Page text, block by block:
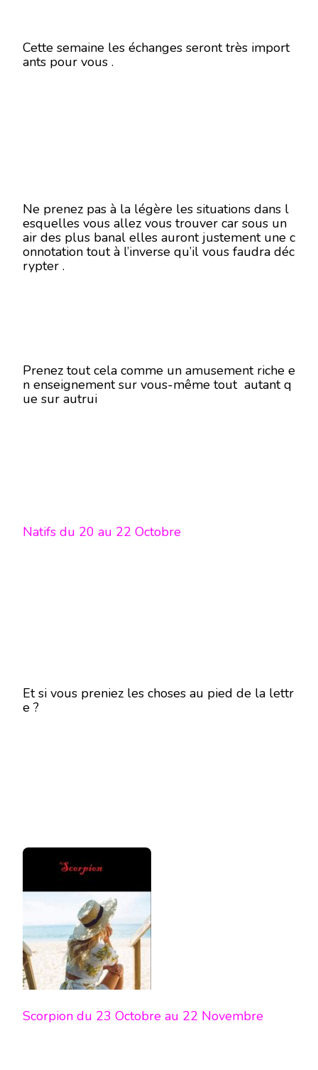
Cette semaine les échanges seront très import
ants pour vous .
Ne prenez pas à la légère les situations dans l
esquelles vous allez vous trouver car sous un
air des plus banal elles auront justement une c
onnotation tout à l’inverse qu’il vous faudra déc
rypter .
Prenez tout cela comme un amusement riche e
n enseignement sur vous-même tout autant q
ue sur autrui
Natifs du 20 au 22 Octobre
Et si vous preniez les choses au pied de la lettr
e ?
Scorpion du 23 Octobre au 22 Novembre